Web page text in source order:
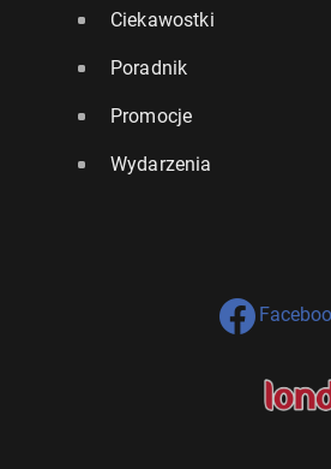
Ciekawostki
Poradnik
Promocje
Wydarzenia